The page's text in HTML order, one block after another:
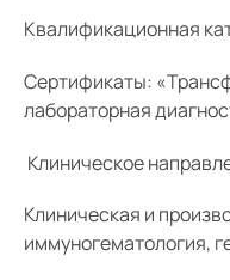
Квалификационная
Сертификаты:
лабораторная
Клиническое
Клиническая и
иммуногематология,